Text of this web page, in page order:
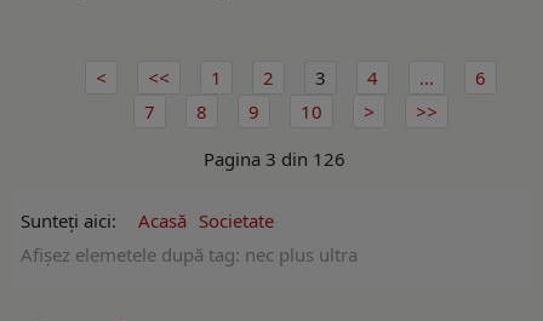
1 2 3 4 ...
6
7
8 9
10
Pagina 3 din 126
Sunteți aici: Acasă Societate
Afişez elemetele după tag: nec plus ultra